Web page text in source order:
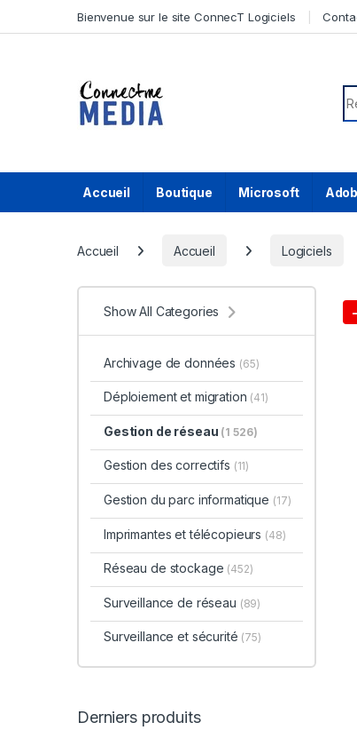
Bienvenue sur le site ConnecT Logiciels
Accueil Boutique Microsoft
Accueil Accueil Logiciels
-
Show All Categories
Archivage de données (65)
Déploiement et migration (41)
Gestion de réseau (1 526)
Gestion des correctifs (11)
Gestion du parc informatique (17)
Imprimantes et télécopieurs (48)
Réseau de stockage (452)
Surveillance de réseau (89)
Surveillance et sécurité (75)
Derniers produits